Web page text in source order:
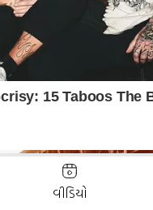
ADVERTISEMENT
વીડિયો